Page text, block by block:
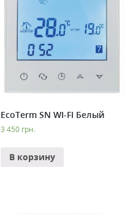
EcoTerm SN WI-FI Белый
3 450 грн.
В корзину